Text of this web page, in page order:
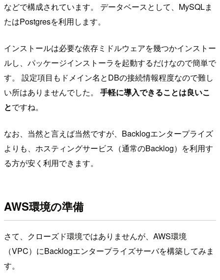
などで構成されています。 データベースとして、MySQLま
たはPostgresを利用します。
インストールは必要な依存ミドルウェアを幾つかインストー
ルし、パッケージインストーラを起動するだけなので簡単で
す。 設定項目もドメイン名とDBの接続情報程度なので難し
い所はありませんでした。 手軽に導入できることは良いこ
とですね。
なお、当然と言えば当然ですが、Backlogエンタープライズ
よりも、ホスティングサービス（通常のBacklog）を利用す
る方が安く利用できます。
AWS環境の準備
さて、クローズド環境ではありませんが、AWS環境
（VPC）にBacklogエンタープライズサーバを構築してみま
す。